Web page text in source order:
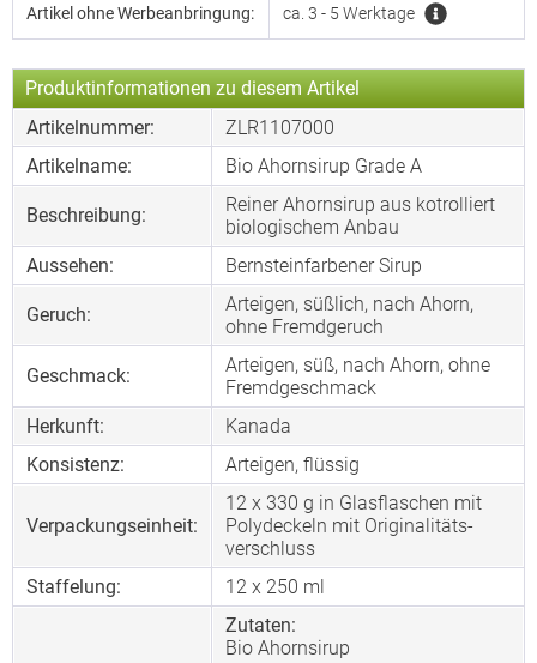
Artikel ohne Werbeanbringung: ca. 3 - 5 Werktage
Produktinformationen zu diesem Artikel
Artikelnummer:
ZLR1107000
Artikelname:
Bio Ahornsirup Grade A
Beschreibung:
Reiner Ahornsirup aus kotrolliert
biologischem Anbau
Aussehen:
Bernsteinfarbener Sirup
Geruch:
Arteigen, süßlich, nach Ahorn,
ohne Fremdgeruch
Geschmack:
Arteigen, süß, nach Ahorn, ohne
Fremdgeschmack
Herkunft:
Kanada
Konsistenz:
Arteigen, flüssig
Verpackungseinheit:
12 x 330 g in Glasflaschen mit
Polydeckeln mit Originalitäts-
verschluss
Staffelung:
12 x 250 ml
Zutaten:
Bio Ahornsirup